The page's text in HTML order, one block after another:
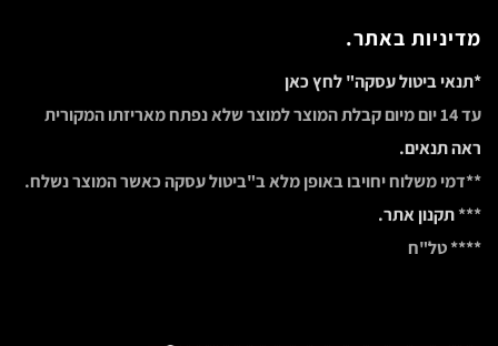
מדיניות באתר.
*תנאי ביטול עסקה" לחץ כאן
עד 14 יום מיום קבלת המוצר למוצר שלא נפתח מאריזתו המקורית
ראה תנאים.
**דמי משלוח יחויבו באופן מלא ב"ביטול עסקה כאשר המוצר נשלח.
***תקנון אתר.
**** טל"ח